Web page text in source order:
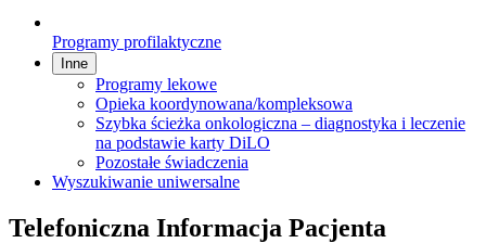
Programy profilaktyczne
Inne
Programy lekowe
Opieka koordynowana/kompleksowa
Szybka ścieżka onkologiczna – diagnostyka i leczenie
na podstawie karty DiLO
Pozostałe świadczenia
Wyszukiwanie uniwersalne
Telefoniczna Informacja Pacjenta